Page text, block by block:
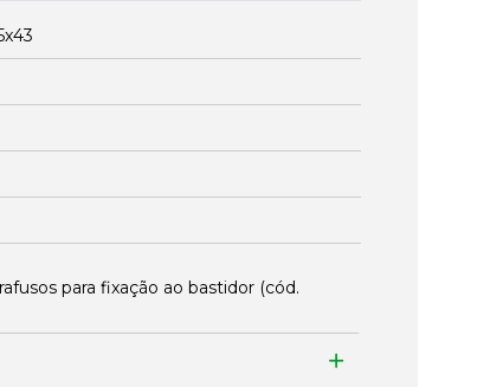
para fixação ao bastidor (cód.